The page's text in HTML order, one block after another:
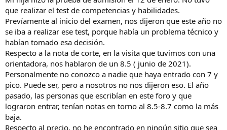
que realizar el test de competencias y habilidades.
Prevíamente al inicio del examen, nos dijeron que este año no
se iba a realizar ese test, porque había un problema técnico y
habían tomado esa decisión.
Respecto a la nota de corte, en la visita que tuvimos con una
orientadora, nos hablaron de un 8.5 ( junio de 2021).
Personalmente no conozco a nadie que haya entrado con 7 y
pico. Puede ser, pero a nosotros no nos dijeron eso. El año
pasado, las personas que escribían en este foro y que
lograron entrar, tenían notas en torno al 8.5-8.7 como la más
baja.
Respecto al precio, no he encontrado en ningún sitio que sea